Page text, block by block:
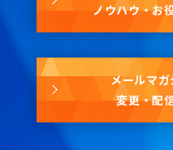
ノウハウ・お
メールマ
変更・配